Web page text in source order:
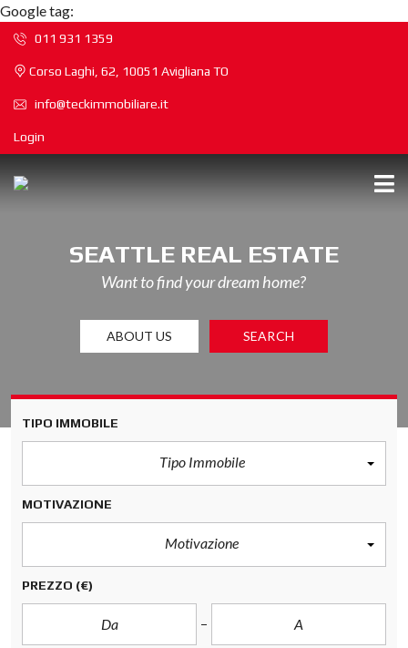
Google tag:
011 931 1359
Corso Laghi, 62, 10051 Avigliana TO
info@teckimmobiliare.it
Login
SEATTLE REAL ESTATE
Want to find your dream home?
ABOUT US SEARCH
TIPO IMMOBILE
Tipo Immobile
MOTIVAZIONE
Motivazione
PREZZO (€)